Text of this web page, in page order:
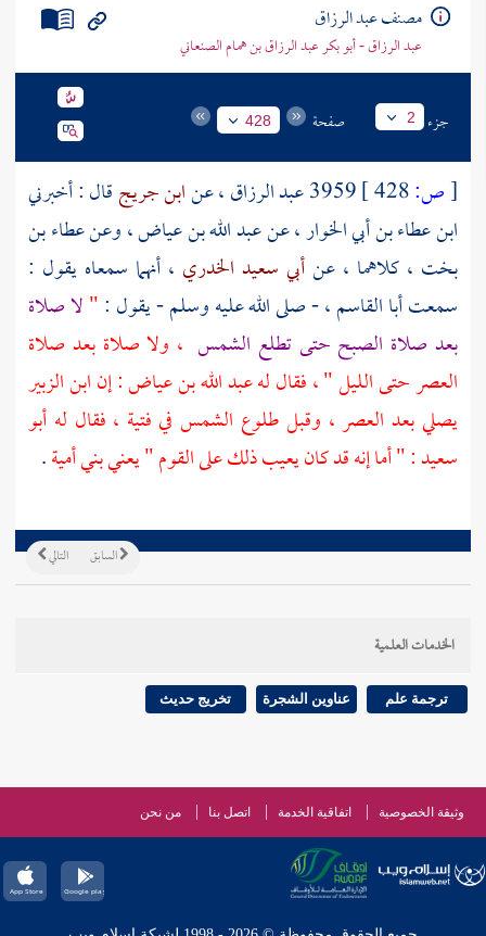
مصنف عبد الرزاق
عبد الرزاق - أبو بكر عبد الرزاق بن همام الصنعاني
جزء 2 صفحة 428
[ص: 3959عبد الرزاق، عنابن جريجقال : أخبرني
ابن عطاء بن أبي الخوار، عنعبد الله بن عياض، وعنعطاء بن
بخت ، كلاهما ، عنأبي سعيد الخدري ، أنهما سمعاه يقول :
سمعتأبا القاسم ، - صلى الله عليه وسلم- يقول :"لا صلاة
بعد صلاة الصبح حتى تطلع الشمس ، ولا صلاة بعد صلاة
العصر حتى الليل " ، فقال لهعبد الله بن عياض: إنابن الزبير
يصلي بعد العصر ، وقبل طلوع الشمس في فتية ، فقال له أبو
سعيد: " أما إنه قد كان يعيب ذلك على القوم " يعنيبني أمية.
التالي السابق
الخدمات العلمية
ترجمة علم عناوين الشجرة تخريج حديث
وثيقة الخصوصية اتفاقية الخدمة اتصل بنا من نحن